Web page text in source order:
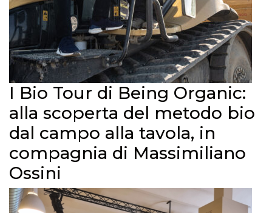
I Bio Tour di Being Organic:
alla scoperta del metodo bio
dal campo alla tavola, in
compagnia di Massimiliano
Ossini